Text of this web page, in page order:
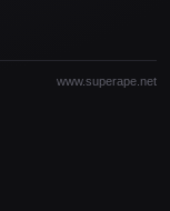
www.superape.net